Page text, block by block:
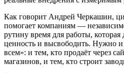
Как говорит Андрей Черкашин,
помогает компаниям —
рутину время для работы,
ценность и высвободить. Нужно и
всем»: и тем, кто продаёт через
магазинов, и тем, кто строит